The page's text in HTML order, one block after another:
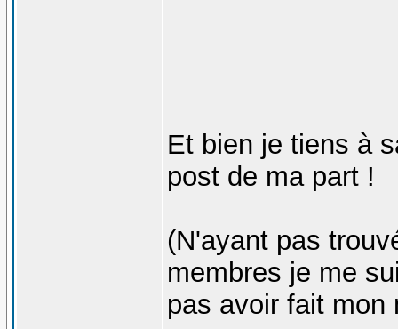
Et bien je tiens à
post de ma part !
(N'ayant pas
membres je me
pas avoir fait